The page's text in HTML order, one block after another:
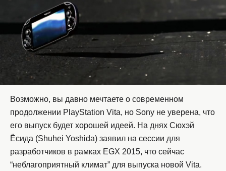
Возможно, вы давно мечтаете о современном
продолжении PlayStation Vita, но Sony не уверена, что
его выпуск будет хорошей идеей. На днях Сюхэй
Ёсида (Shuhei Yoshida) заявил на сессии для
разработчиков в рамках EGX 2015, что сейчас
“неблагоприятный климат” для выпуска новой Vita.